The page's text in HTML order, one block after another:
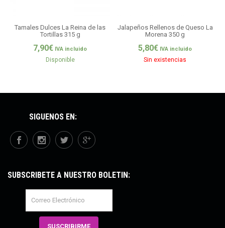
Tamales Dulces La Reina de las
Tortillas 315 g
7,90€ IVA incluido
Disponible
Jalapeños Rellenos de Queso La
Morena 350 g
5,80€ IVA incluido
Sin existencias
SÍGUENOS EN:
SUBSCRÍBETE A NUESTRO BOLETÍN: